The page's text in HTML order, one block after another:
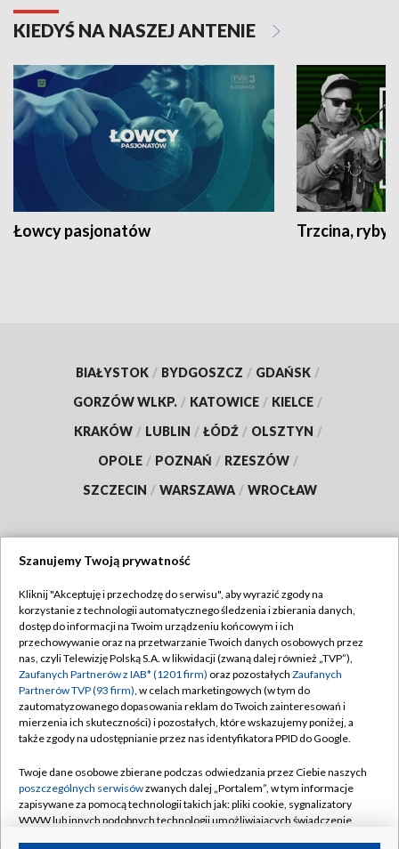
KIEDYŚ NA NASZEJ ANTENIE
Łowcy pasjonatów Trzcina, ryby
BIAŁYSTOK / BYDGOSZCZ / GDAŃSK /
GORZÓW WLKP. / KATOWICE / KIELCE /
KRAKÓW / LUBLIN / ŁÓDŹ / OLSZTYN /
OPOLE / POZNAŃ / RZESZÓW /
SZCZECIN / WARSZAWA / WROCŁAW
TVP
Abonament TVP
Emisja w TVP
Centrum informacji TVP
Naziemna Telewizja Cyfrowa
Rada Programowa
System NOS
Informacje o nadawcy
Regulamin TVP
Polityka prywatności
Moje zgody
Pomoc
Kontakt
Szanujemy Twoją prywatność
Kliknij "Akceptuję i przechodzę do serwisu", aby wyrazić zgody na
korzystanie z technologii automatycznego śledzenia i zbierania danych,
dostęp do informacji na Twoim urządzeniu końcowym i ich
przechowywanie oraz na przetwarzanie Twoich danych osobowych przez
nas, czyli Telewizję Polską S.A. w likwidacji (zwaną dalej również „TVP”),
Zaufanych Partnerów z IAB* (1201 firm) oraz pozostałych Zaufanych
Partnerów TVP (93 firm), w celach marketingowych (w tym do
zautomatyzowanego dopasowania reklam do Twoich zainteresowań i
mierzenia ich skuteczności) i pozostałych, które wskazujemy poniżej, a
także zgody na udostępnianie przez nas identyfikatora PPID do Google.
Twoje dane osobowe zbierane podczas odwiedzania przez Ciebie naszych
poszczególnych serwisówzwanych dalej „Portalem”, w tym informacje
zapisywane za pomocą technologii takich jak: pliki cookie, sygnalizatory
WWW lub innych podobnych technologii umożliwiających świadczenie